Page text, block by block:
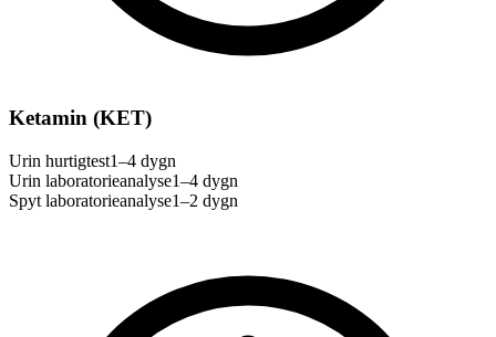
Ketamin (KET)
Urin hurtigtest1–4 dygn
Urin laboratorieanalyse1–4 dygn
Spyt laboratorieanalyse1–2 dygn